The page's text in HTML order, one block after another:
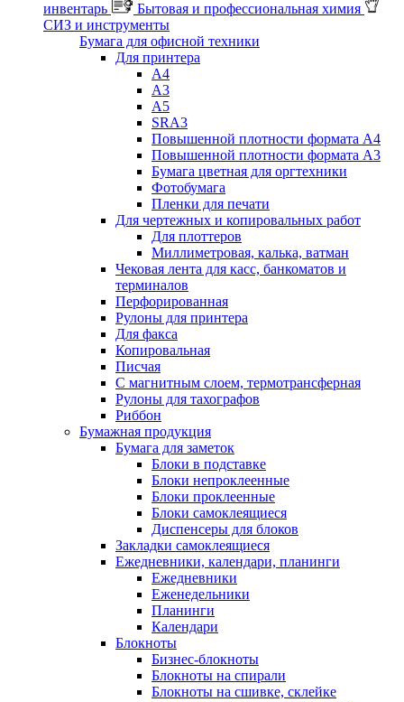
инвентарь
Бытовая и профессиональная химия
СИЗ и инструменты
Бумага для офисной техники
Для принтера
А4
А3
А5
SRA3
Повышенной плотности формата А4
Повышенной плотности формата А3
Бумага цветная для оргтехники
Фотобумага
Пленки для печати
Для чертежных и копировальных работ
Для плоттеров
Миллиметровая, калька, ватман
Чековая лента для касс, банкоматов и
терминалов
Перфорированная
Рулоны для принтера
Для факса
Копировальная
Писчая
С магнитным слоем, термотрансферная
Рулоны для тахографов
Риббон
Бумажная продукция
Бумага для заметок
Блоки в подставке
Блоки непроклеенные
Блоки проклеенные
Блоки самоклеящиеся
Диспенсеры для блоков
Закладки самоклеящиеся
Ежедневники, календари, планинги
Ежедневники
Еженедельники
Планинги
Календари
Блокноты
Бизнес-блокноты
Блокноты на спирали
Блокноты на сшивке, склейке